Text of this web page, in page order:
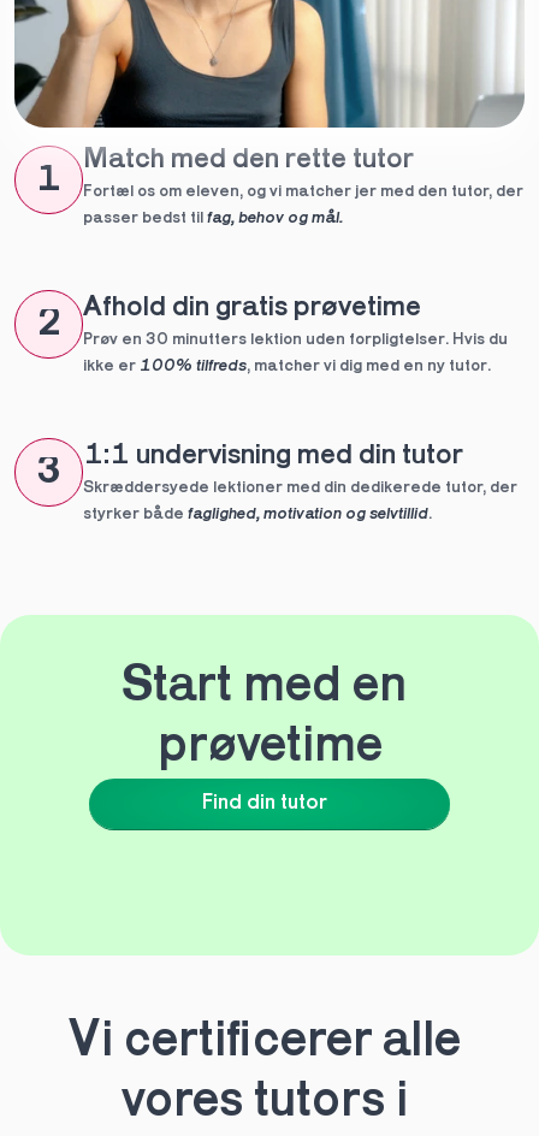
1
Match med den rette tutor
Fortæl os om eleven, og vi matcher jer med den tutor, der
passer bedst til fag, behov og mål.
2 Afhold din gratis prøvetime
Prøv en 30 minutters lektion uden forpligtelser. Hvis du
ikke er 100% tilfreds, matcher vi dig med en ny tutor.
3 1:1 undervisning med din tutor
Skræddersyede lektioner med din dedikerede tutor, der
styrker både faglighed, motivation og selvtillid.
Find din tutor
Start med en
prøvetime
Vi certificerer alle
vores tutors i